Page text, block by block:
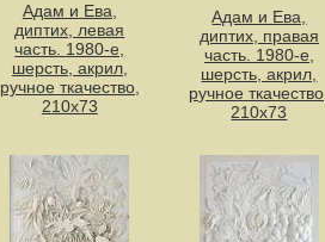
Адам и Ева,
диптих, левая
часть. 1980-е,
шерсть, акрил,
ручное ткачество,
210х73
Адам и Ева,
диптих, правая
часть. 1980-е,
шерсть, акрил,
ручное ткачество,
210х73